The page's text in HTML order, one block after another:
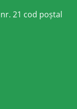
21 cod poștal